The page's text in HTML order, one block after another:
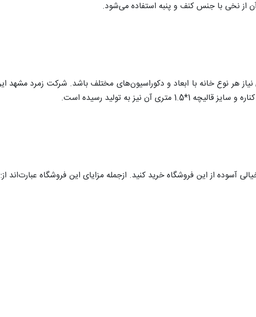
آسوده از این فروشگاه خرید کنید. ازجمله مزایای این فروشگاه عبارت‌اند از: